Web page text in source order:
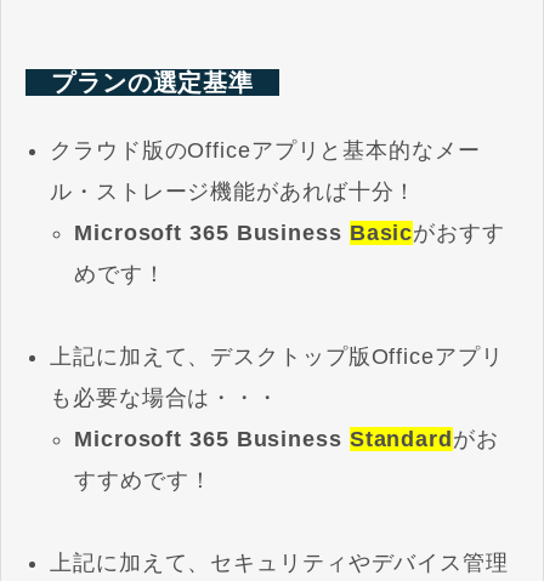
プランの選定基準
クラウド版のOfficeアプリと基本的なメー
ル・ストレージ機能があれば十分！
Microsoft 365 Business Basicがおすす
めです！
上記に加えて、デスクトップ版Officeアプリ
も必要な場合は・・・
Microsoft 365 Business Standard がお
すすめです！
上記に加えて、セキュリティやデバイス管理